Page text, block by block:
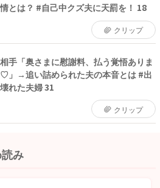
とは？ #自己中クズ夫に天罰を！ 18
クリップ
手「奥さまに慰謝料、払う覚悟ありま
」→追い詰められた夫の本音とは #出
れた夫婦 31
クリップ
み